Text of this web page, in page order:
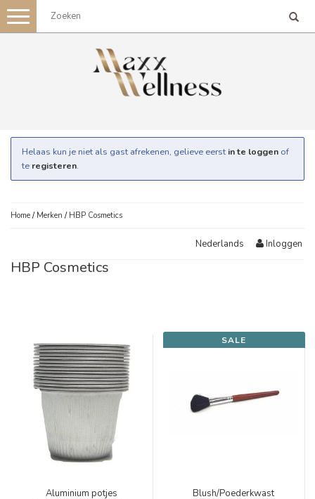
Toggle
navigation
Helaas kun je niet als gast afrekenen, gelieve eerst in te loggen of
te registeren.
Home / Merken / HBP Cosmetics
Nederlands Inloggen
HBP Cosmetics
Aluminium potjes
SALE
Blush/Poederkwast